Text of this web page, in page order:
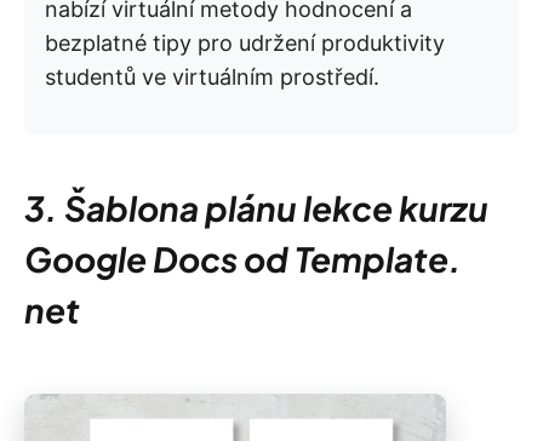
nabízí virtuální metody hodnocení a
bezplatné tipy pro udržení produktivity
studentů ve virtuálním prostředí.
3. Šablona plánu lekce kurzu
Google Docs od Template.
net